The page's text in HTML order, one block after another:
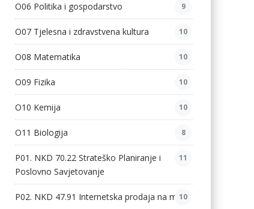
O06 Politika i gospodarstvo 9
O07 Tjelesna i zdravstvena kultura 10
O08 Matematika 10
O09 Fizika 10
O10 Kemija 10
O11 Biologija 8
P01. NKD 70.22 Strateško Planiranje i
Poslovno Savjetovanje
11
P02. NKD 47.91 Internetska prodaja na malo
10